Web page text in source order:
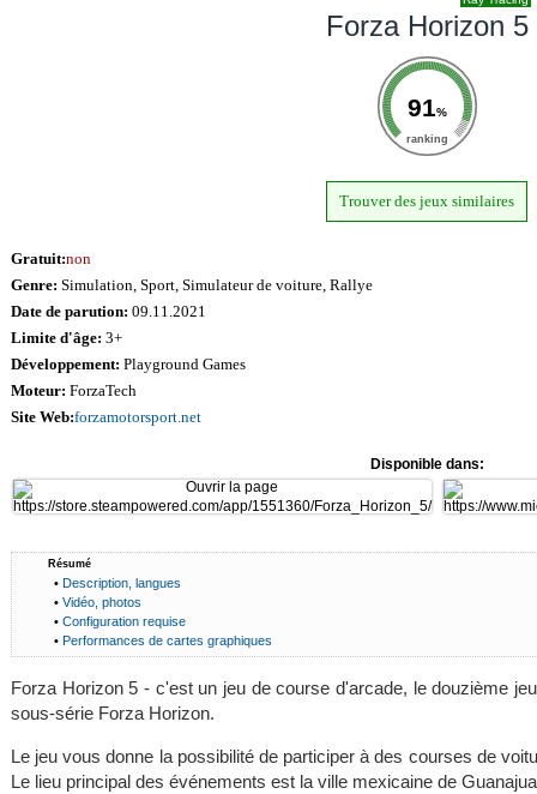
Forza Horizon 5
91%
ranking
Trouver des jeux similaires
Gratuit:non
Genre: Simulation, Sport, Simulateur de voiture, Rallye
Date de parution: 09.11.2021
Limite d'âge: 3+
Développement: Playground Games
Moteur: ForzaTech
Site Web:forzamotorsport.net
Disponible dans:
Résumé
• Description, langues
• Vidéo, photos
• Configuration requise
• Performances de cartes graphiques
Forza Horizon 5 - c'est un jeu de course d'arcade, le douzième
sous-série Forza Horizon.
Le jeu vous donne la possibilité de participer à des courses de
Le lieu principal des événements est la ville mexicaine de